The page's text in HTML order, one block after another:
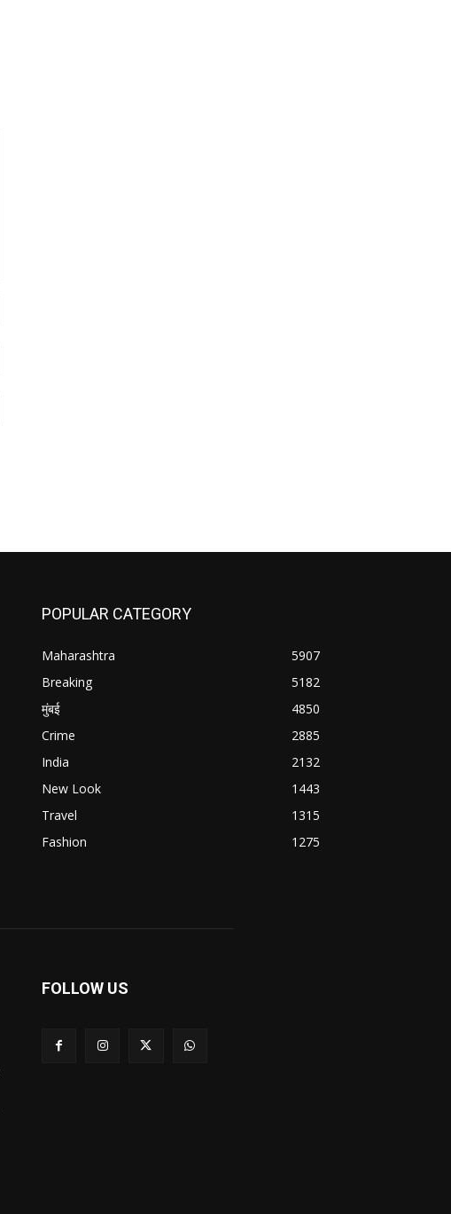
POPULAR CATEGORY
Maharashtra
5907
Breaking
5182
मुंबई
4850
Crime
2885
India
2132
New Look
1443
Travel
1315
Fashion
1275
FOLLOW US